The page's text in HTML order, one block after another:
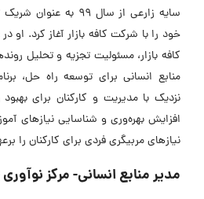
سایه زارعی از سال 99
کافه بازار، مسئولیت تجزیه و تحلیل
منابع انسانی برای توسعه راه حل،
نزدیک با مدیریت و کارکنان برای
افزایش بهره‌وری و شناسایی نیازهای
نیازهای مربیگری فردی برای کارکنان را
مدیر منابع انسانی- مرکز